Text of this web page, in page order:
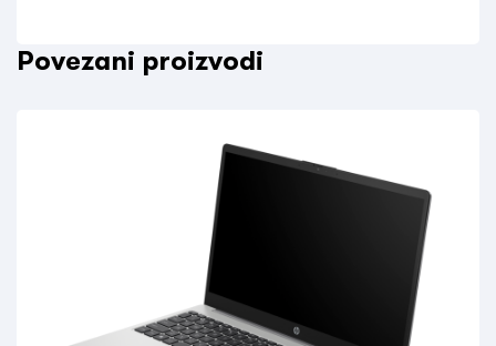
Povezani proizvodi